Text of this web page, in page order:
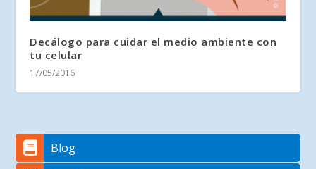
Decálogo para cuidar el medio ambiente con
tu celular
17/05/2016
Blog